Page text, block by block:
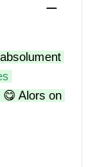
Alors on